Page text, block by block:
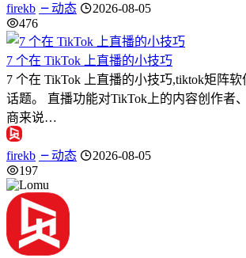
firekb 动态
2026-08-05
476
7 个在 TikTok 上直播的小技巧
7 个在 TikTok 上直播的小技巧,tiktok矩阵
话题。 直播功能对TikTok上的内容创作者
商来说…
firekb 动态
2026-08-05
197